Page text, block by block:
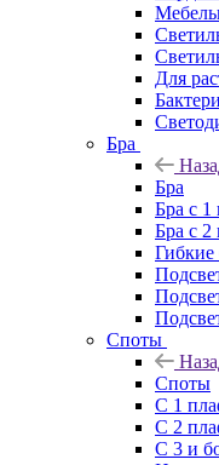
Для
Бра
Бра
Бра с
Бра с 2
Гибкие
Споты
Споты
С 1
С 2
С 3 и